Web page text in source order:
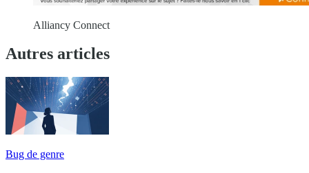
Alliancy Connect
Autres articles
Bug de genre